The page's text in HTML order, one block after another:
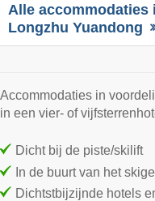
Alle accommodaties
Longzhu Yuandong
Accommodaties in
in een vier- of
Dicht bij de piste/skilift
In de buurt van het
Dichtstbijzijnde hotels